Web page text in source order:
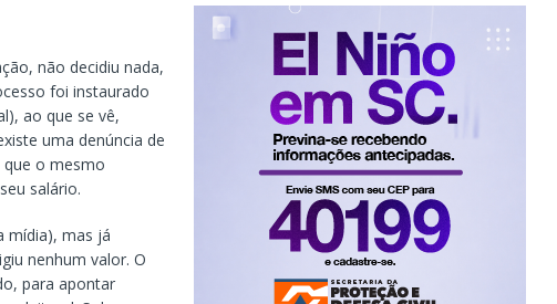
não decidiu nada,
foi instaurado
ao que se vê,
uma denúncia de
que o mesmo
salário.
mídia), mas já
nenhum valor. O
para apontar